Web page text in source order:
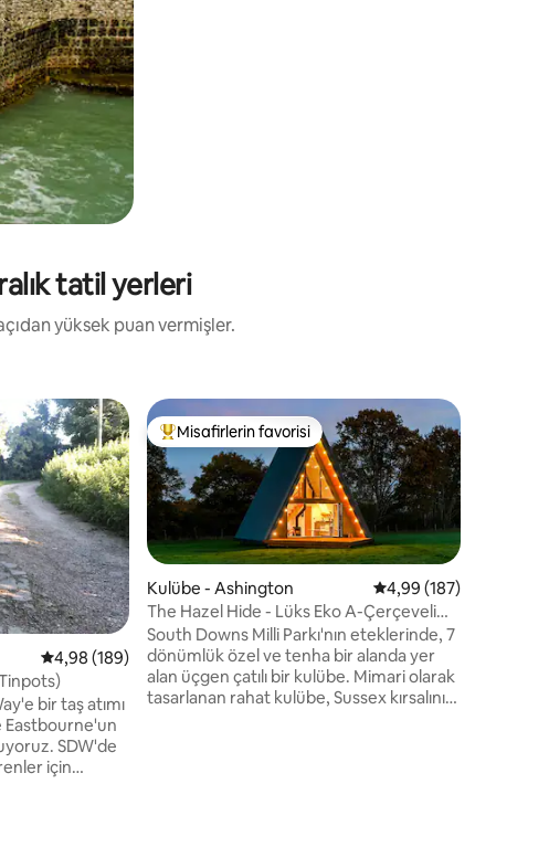
tatil yerleri
yüksek puan vermişler.
en beğenilenler arasında
5 üzerinden ortalama 4,98 puan, 189 değerlendirme
4,98 (189)
Eastbourne'un
SDW'de
için
Misafirlerin favorilerinden en beğenilenler arasında
Misafirlerin favorisi
Kulübe - Ashington 5 üzerinden ortalama
4,99 (187)
The Hazel Hide - Lüks Eko A-Çerçeveli
Kulübe
South Downs Milli Parkı'nın eteklerinde, 7
dönümlük özel ve tenha bir alanda yer
alan üçgen çatılı bir kulübe. Mimari olarak
tasarlanan rahat kulübe, Sussex kırsalının